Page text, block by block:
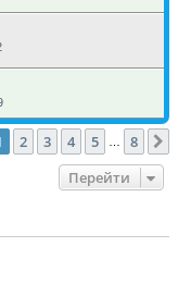
1 из
2 3 4 5 8
Перейти